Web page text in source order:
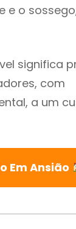
e o
significa
com
a um
Em Ansião